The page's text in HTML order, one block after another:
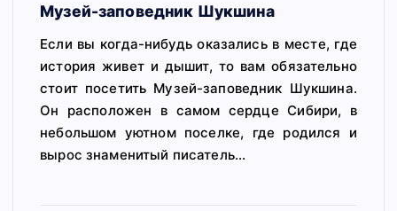
Музей-заповедник Шукшина
Если вы когда-нибудь оказались в месте, где
история живет и дышит, то вам обязательно
стоит посетить Музей-заповедник Шукшина.
Он расположен в самом сердце Сибири, в
небольшом уютном поселке, где родился и
вырос знаменитый писатель…